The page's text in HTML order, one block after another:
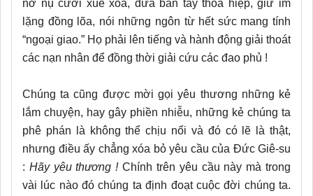
nở nụ cười xuề xòa, đưa bàn tay thỏa hiệp, giữ im
lặng đồng lõa, nói những ngôn từ hết sức mang tính
“ngoại giao.” Họ phải lên tiếng và hành động giải thoát
các nạn nhân để đồng thời giải cứu các đao phủ !
Chúng ta cũng được mời gọi yêu thương những kẻ
lắm chuyện, hay gây phiền nhiễu, những kẻ chúng ta
phê phán là không thể chịu nổi và đó có lẽ là thật,
nhưng điều ấy chẳng xóa bỏ yêu cầu của Đức Giê-su
: Hãy yêu thương !Chính trên yêu cầu này mà trong
vài lúc nào đó chúng ta định đoạt cuộc đời chúng ta.